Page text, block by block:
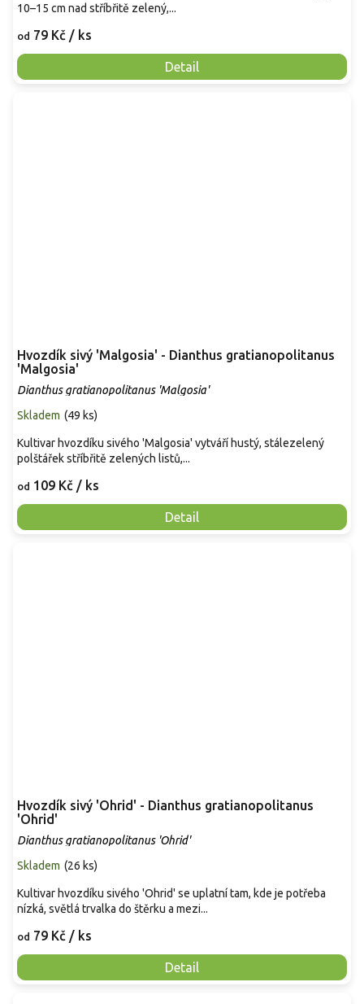
od 79 Kč / ks
Detail
10–15 cm nad stříbřitě zelený,...
Hvozdík sivý 'Malgosia' - Dianthus gratianopolitanus
'Malgosia'
Dianthus gratianopolitanus 'Malgosia'
Skladem (49 ks)
od 109 Kč / ks
Detail
Kultivar hvozdíku sivého 'Malgosia' vytváří hustý, stálezelený
polštářek stříbřitě zelených listů,...
Hvozdík sivý 'Ohrid' - Dianthus gratianopolitanus
'Ohrid'
Dianthus gratianopolitanus 'Ohrid'
Skladem (26 ks)
od 79 Kč / ks
Detail
Kultivar hvozdíku sivého 'Ohrid' se uplatní tam, kde je potřeba
nízká, světlá trvalka do štěrku a mezi...